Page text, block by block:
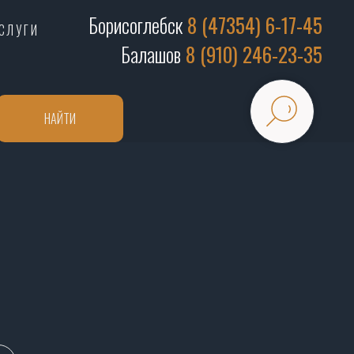
Борисоглебск8 (47354) 6-17-45
Балашов 8 (910) 246-23-35
НАЙТИ